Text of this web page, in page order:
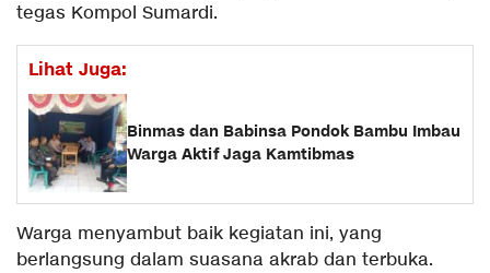
tegas Kompol Sumardi.
Lihat Juga:
Binmas dan Babinsa Pondok Bambu Imbau
Warga Aktif Jaga Kamtibmas
Warga menyambut baik kegiatan ini, yang
berlangsung dalam suasana akrab dan terbuka.